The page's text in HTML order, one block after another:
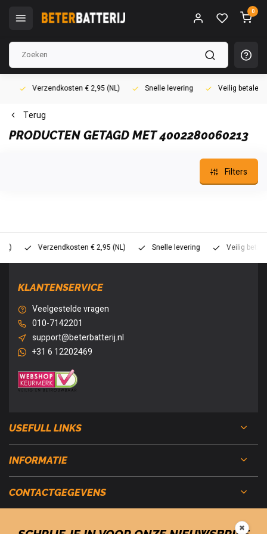
0
Verzendkosten € 2,95 (NL) Snelle levering Veilig betalen
Terug
PRODUCTEN GETAGD MET 4002280060213
Filters
Verzendkosten € 2,95 (NL) Snelle levering Veilig betalen
KLANTENSERVICE
Veelgestelde vragen
010-7142201
support@beterbatterij.nl
+31 6 12202469
USEFULL LINKS
INFORMATIE
CONTACTGEGEVENS
✖